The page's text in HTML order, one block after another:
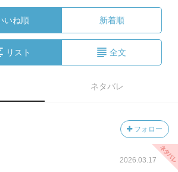
いね順 新着順
リスト 全文
ネタバレ
フォロー
2026.03.17